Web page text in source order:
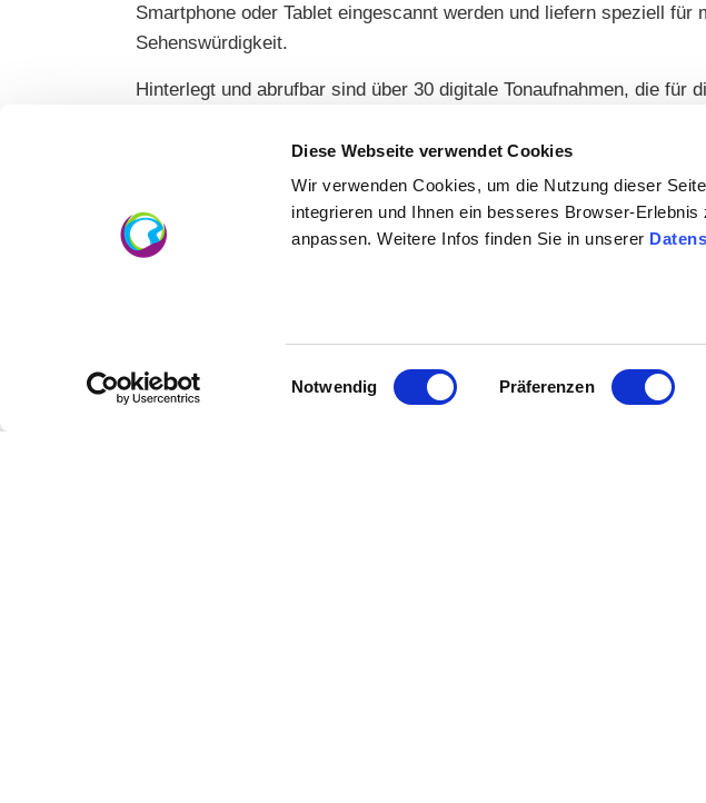
Diese Webseite verwendet Cookies
Wir verwenden Cookies, um die Nutzung dieser
integrieren und Ihnen ein besseres Browser-
anpassen. Weitere Infos finden Sie in unserer
Einwilligungsauswahl
Notwendig Präferenzen
Smartphone oder Tablet eingescannt werden und liefern speziell
Sehenswürdigkeit.
Hinterlegt und abrufbar sind über 30 digitale Tonaufnahmen, die
Informationen in der entsprechenden Sprache. Die Tonaufnahmen
historischen Gebäuden, sowie einen Verweis auf die nächste Station.
Inhalte und Ziele
Ansprache insbesondere von jüngeren Leuten